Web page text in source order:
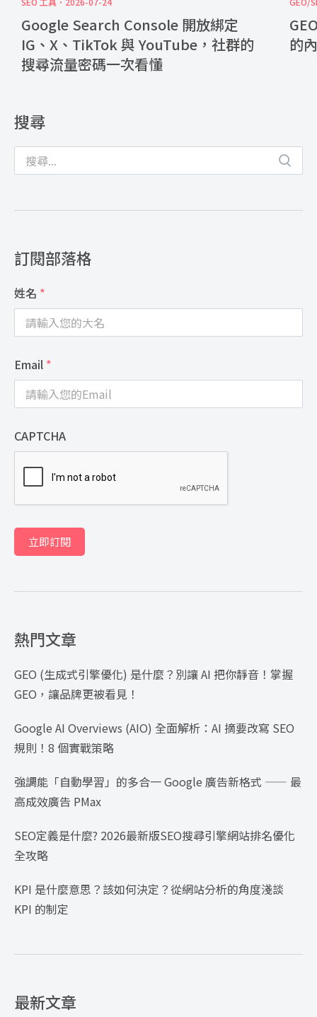
Google Search Console 開放綁定
IG、X、TikTok 與 YouTube，社群的
搜尋流量密碼一次看懂
的
搜尋
訂閱部落格
姓名 *
Email *
CAPTCHA
立即訂閱
熱門文章
GEO (生成式引擎優化) 是什麼？別讓 AI 把你靜音！掌握
GEO，讓品牌更被看見！
Google AI Overviews (AIO) 全面解析：AI 摘要改寫 SEO
規則！8 個實戰策略
強調能「自動學習」的多合一 Google 廣告新格式 —— 最
高成效廣告 PMax
SEO定義是什麼? 2026最新版SEO搜尋引擎網站排名優化
全攻略
KPI 是什麼意思？該如何決定？從網站分析的角度淺談
KPI 的制定
最新文章